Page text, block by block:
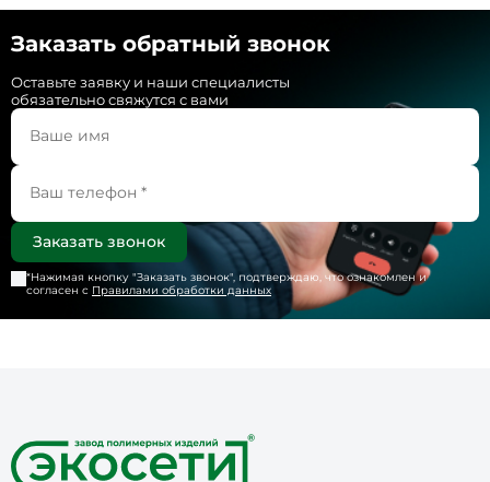
Заказать обратный звонок
Оставьте заявку и наши специалисты
обязательно свяжутся с вами
*Нажимая кнопку "Заказать звонок", подтверждаю, что ознакомлен и
согласен с Правилами обработки данных